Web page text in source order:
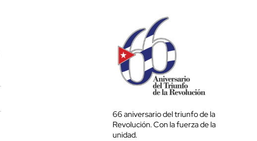
66 aniversario del triunfo de la
Revolución. Con la fuerza de la
unidad.